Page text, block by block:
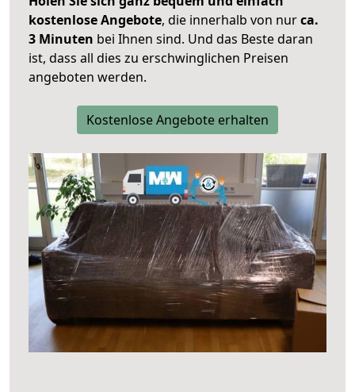
kostenlose Angebote, die innerhalb von nurca.
3 Minuten bei Ihnen sind. Und das Beste daran
ist, dass all dies zu erschwinglichen Preisen
angeboten werden.
Kostenlose Angebote erhalten